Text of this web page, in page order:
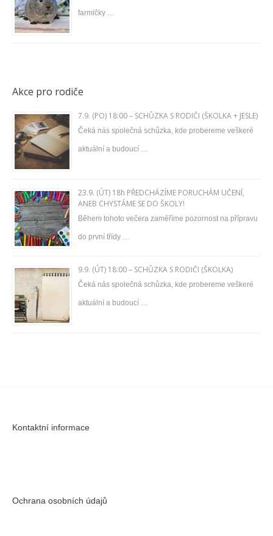
farmičky …
Akce pro rodiče
7.9. (PO) 18:00 – SCHŮZKA S RODIČI (ŠKOLKA + JESLE)
Čeká nás společná schůzka, kde probereme veškeré
aktuální a budoucí …
23.9. (ÚT) 18h PŘEDCHÁZÍME PORUCHÁM UČENÍ,
ANEB CHYSTÁME SE DO ŠKOLY!
Během tohoto večera zaměříme pozornost na přípravu
do první třídy …
9.9. (ÚT) 18:00 – SCHŮZKA S RODIČI (ŠKOLKA)
Čeká nás společná schůzka, kde probereme veškeré
aktuální a budoucí …
Kontaktní informace
Ochrana osobních údajů